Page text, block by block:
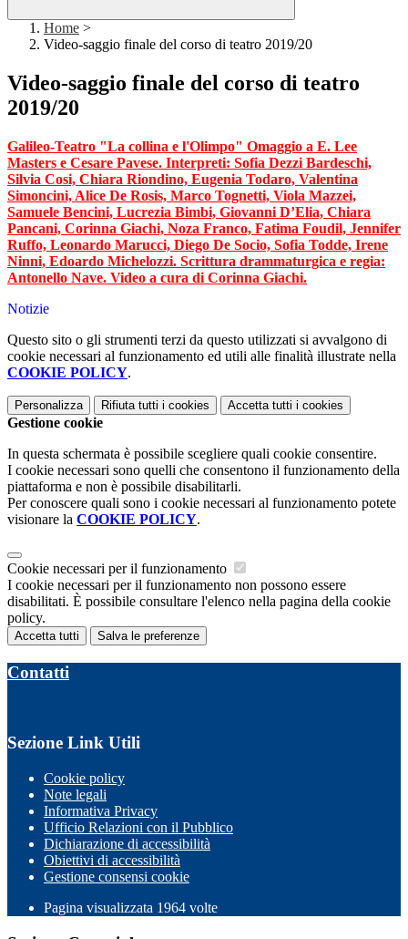
Home >
Video-saggio finale del corso di teatro 2019/20
Video-saggio finale del corso di teatro
2019/20
Galileo-Teatro "La collina e l'Olimpo" Omaggio a E. Lee
Masters e Cesare Pavese. Interpreti: Sofia Dezzi Bardeschi,
Silvia Cosi, Chiara Riondino, Eugenia Todaro, Valentina
Simoncini, Alice De Rosis, Marco Tognetti, Viola Mazzei,
Samuele Bencini, Lucrezia Bimbi, Giovanni D’Elia, Chiara
Pancani, Corinna Giachi, Noza Franco, Fatima Foudil, Jennifer
Ruffo, Leonardo Marucci, Diego De Socio, Sofia Todde, Irene
Ninni, Edoardo Michelozzi. Scrittura drammaturgica e regia:
Antonello Nave. Video a cura di Corinna Giachi.
Notizie
Questo sito o gli strumenti terzi da questo utilizzati si avvalgono di
cookie necessari al funzionamento ed utili alle finalità illustrate nella
COOKIE POLICY.
Personalizza Rifiuta tutti i cookies Accetta tutti i cookies
Gestione cookie
In questa schermata è possibile scegliere quali cookie consentire.
I cookie necessari sono quelli che consentono il funzionamento della
piattaforma e non è possibile disabilitarli.
Per conoscere quali sono i cookie necessari al funzionamento potete
visionare la COOKIE POLICY.
Cookie necessari per il funzionamento
I cookie necessari per il funzionamento non possono essere
disabilitati. È possibile consultare l'elenco nella pagina della cookie
policy.
Accetta tutti Salva le preferenze
Contatti
Sezione Link Utili
Cookie policy
Note legali
Informativa Privacy
Ufficio Relazioni con il Pubblico
Dichiarazione di accessibilità
Obiettivi di accessibilità
Gestione consensi cookie
Pagina visualizzata 1964 volte